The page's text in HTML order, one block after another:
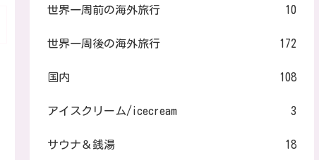
世界一周前の海外旅行 10
世界一周後の海外旅行 172
国内 108
アイスクリーム/icecream 3
サウナ＆銭湯 18